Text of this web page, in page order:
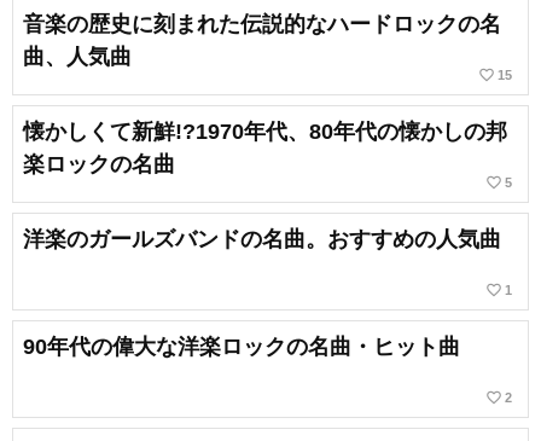
音楽の歴史に刻まれた伝説的なハードロックの名
曲、人気曲
favorite_border 15
懐かしくて新鮮!?1970年代、80年代の懐かしの邦
楽ロックの名曲
favorite_border 5
洋楽のガールズバンドの名曲。おすすめの人気曲
favorite_border 1
90年代の偉大な洋楽ロックの名曲・ヒット曲
favorite_border 2